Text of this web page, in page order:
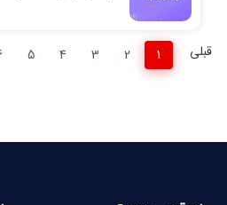
قبلی 1
2
3
4
5